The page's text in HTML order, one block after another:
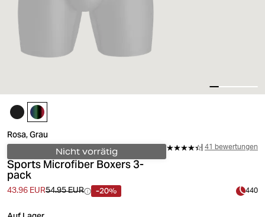
Rosa, Grau
Nicht vorrätig
Sports Microfiber Boxers 3-
pack
41 bewertungen
43.96 EUR54.95 EUR -20% 440